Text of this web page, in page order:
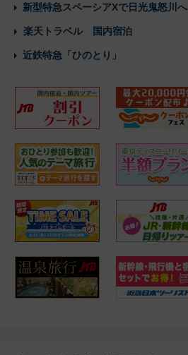
新型特急スペーシアXで日光鬼怒川へ
楽天トラベル 国内宿泊
近鉄特急「ひのとり」